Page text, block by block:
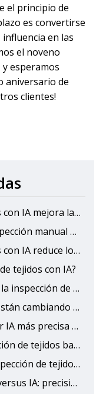
el principio de
es convertirse
en las
el noveno
esperamos
aniversario de
clientes!
¿Cómo la inspección de tejidos con IA mejora la eficiencia de la producción en las fábricas textiles?
¿Puede la IA reemplazar la inspección manual de telas?
¿Cómo la inspección de tejidos con IA reduce los costos de control de calidad?
tejidos con IA?
¿Qué defectos puede detectar la inspección de tejidos con IA?
¿Por qué las fábricas textiles están cambiando a la inspección de tejidos con IA?
¿Es la inspección de tejidos por IA más precisa que la humana?
¿Cómo implementar la inspección de tejidos basada en IA para eliminar la salida de defectos?
¿Cómo elegir el sistema de inspección de tejidos con IA adecuado?
Inspección de tejidos manual versus IA: precisión, velocidad y comparación de costos